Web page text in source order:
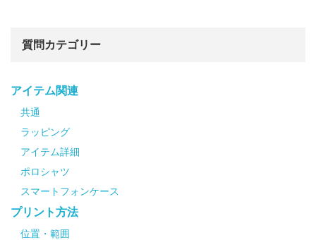
質問カテゴリー
アイテム関連
共通
ラッピング
アイテム詳細
ポロシャツ
スマートフォンケース
プリント方法
位置・範囲